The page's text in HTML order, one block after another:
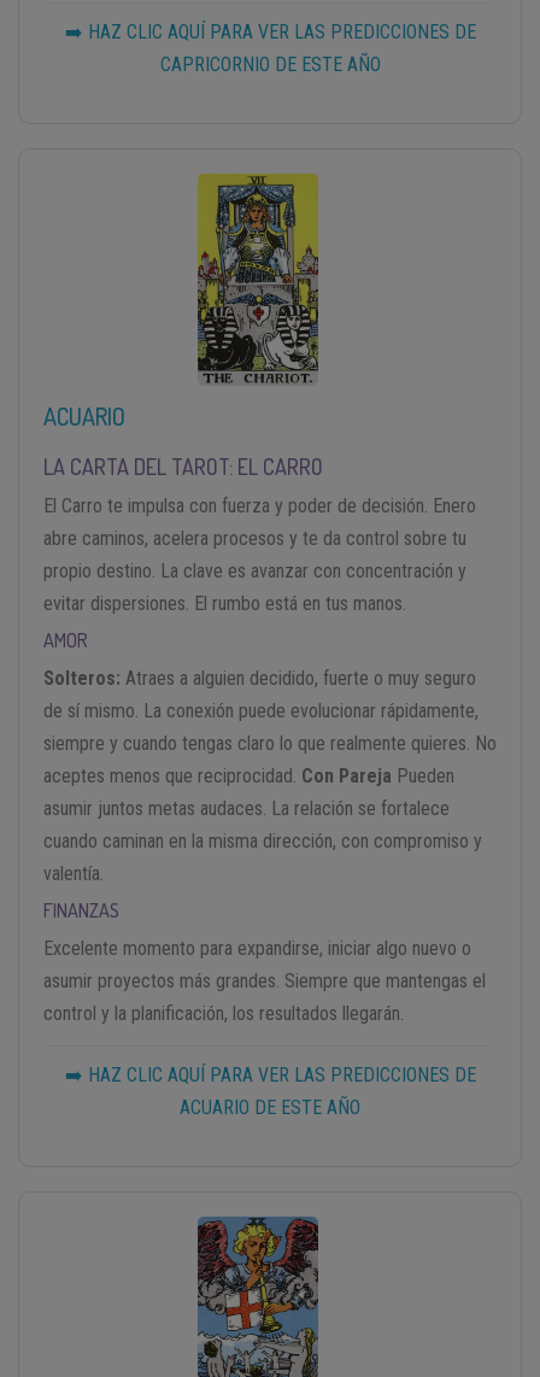
➡️ HAZ CLIC AQUÍ PARA VER LAS PREDICCIONES DE
CAPRICORNIO DE ESTE AÑO
ACUARIO
LA CARTA DEL TAROT: EL CARRO
El Carro te impulsa con fuerza y poder de decisión. Enero
abre caminos, acelera procesos y te da control sobre tu
propio destino. La clave es avanzar con concentración y
evitar dispersiones. El rumbo está en tus manos.
AMOR
Solteros: Atraes a alguien decidido, fuerte o muy seguro
de sí mismo. La conexión puede evolucionar rápidamente,
siempre y cuando tengas claro lo que realmente quieres. No
aceptes menos que reciprocidad. Con Pareja Pueden
asumir juntos metas audaces. La relación se fortalece
cuando caminan en la misma dirección, con compromiso y
valentía.
FINANZAS
Excelente momento para expandirse, iniciar algo nuevo o
asumir proyectos más grandes. Siempre que mantengas el
control y la planificación, los resultados llegarán.
➡️ HAZ CLIC AQUÍ PARA VER LAS PREDICCIONES DE
ACUARIO DE ESTE AÑO